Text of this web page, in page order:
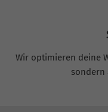
Wir optimieren deine
sondern